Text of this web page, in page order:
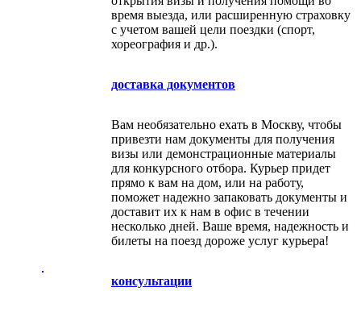
время выезда, или расширенную страховку
с учетом вашей цели поездки (спорт,
хореография и др.).
доставка документов
Вам необязательно ехать в Москву, чтобы
привезти нам документы для получения
визы или демонстрационные материалы
для конкурсного отбора. Курьер придет
прямо к вам на дом, или на работу,
поможет надежно запаковать документы и
доставит их к нам в офис в течении
несколько дней. Ваше время, надежность и
билеты на поезд дороже услуг курьера!
консультации